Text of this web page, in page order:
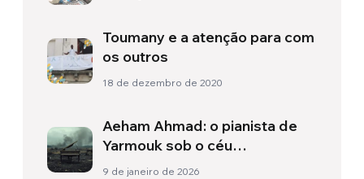
Toumany e a atenção para com
os outros
18 de dezembro de 2020
Aeham Ahmad: o pianista de
Yarmouk sob o céu
bombardeado da Síria
9 de janeiro de 2026